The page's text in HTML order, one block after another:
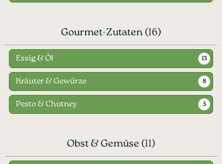
Gourmet-Zutaten (16)
Essig & Öl 13
Kräuter & Gewürze 8
Pesto & Chutney 5
Obst & Gemüse (11)